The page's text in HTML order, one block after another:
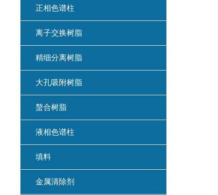
正相色谱柱
离子交换树脂
精细分离树脂
大孔吸附树脂
螯合树脂
液相色谱柱
填料
金属清除剂